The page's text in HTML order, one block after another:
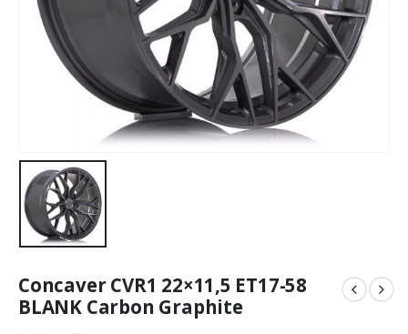
Concaver CVR1 22×11,5 ET17-58
BLANK Carbon Graphite